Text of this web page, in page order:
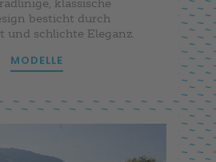
klassische
besticht durch
und schlichte Eleganz.
MODELLE